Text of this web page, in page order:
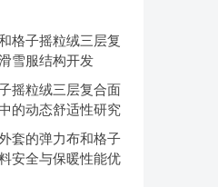
格子摇粒绒三层复
雪服结构开发
摇粒绒三层复合面
的动态舒适性研究
套的弹力布和格子
安全与保暖性能优